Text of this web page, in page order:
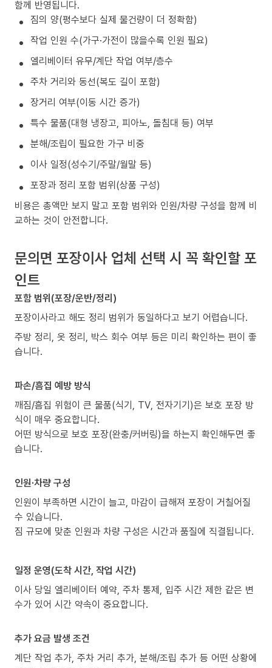
함께 반영됩니다.
짐의 양(평수보다 실제 물건량이 더 정확함)
작업 인원 수(가구·가전이 많을수록 인원 필요)
엘리베이터 유무/계단 작업 여부/층수
주차 거리와 동선(복도 길이 포함)
장거리 여부(이동 시간 증가)
특수 물품(대형 냉장고, 피아노, 돌침대 등) 여부
분해/조립이 필요한 가구 비중
이사 일정(성수기/주말/월말 등)
포장과 정리 포함 범위(상품 구성)
비용은 총액만 보지 말고 포함 범위와 인원/차량 구성을 함께 비
교하는 것이 안전합니다.
문의면 포장이사 업체 선택 시 꼭 확인할 포
인트
포함 범위(포장/운반/정리)
포장이사라고 해도 정리 범위가 동일하다고 보기 어렵습니다.
주방 정리, 옷 정리, 박스 회수 여부 등은 미리 확인하는 편이 좋
습니다.
파손/흠집 예방 방식
깨짐/흠집 위험이 큰 물품(식기, TV, 전자기기)은 보호 포장 방
식이 매우 중요합니다.
어떤 방식으로 보호 포장(완충/커버링)을 하는지 확인해두면 좋
습니다.
인원·차량 구성
인원이 부족하면 시간이 늘고, 마감이 급해져 포장이 거칠어질
수 있습니다.
짐 규모에 맞춘 인원과 차량 구성은 시간과 품질에 직결됩니다.
일정 운영(도착 시간, 작업 시간)
이사 당일 엘리베이터 예약, 주차 통제, 입주 시간 제한 같은 변
수가 있어 시간 약속이 중요합니다.
추가 요금 발생 조건
계단 작업 추가, 주차 거리 추가, 분해/조립 추가 등 어떤 상황에